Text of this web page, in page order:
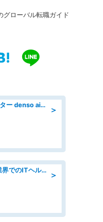
＞
デンソーでマシンオペレーター denso aichi
＞
ヘルプデスク/外資系保険業界でのITヘルプデスク業務/駅近/即日勤務可/ヘルプデスク